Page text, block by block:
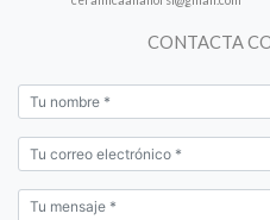
CONTACTA